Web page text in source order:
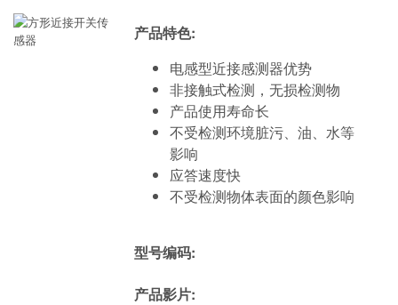
产品特色:
电感型近接感测器优势
非接触式检测，无损检测物
产品使用寿命长
不受检测环境脏污、油、水等
影响
应答速度快
不受检测物体表面的颜色影响
型号编码:
产品影片: